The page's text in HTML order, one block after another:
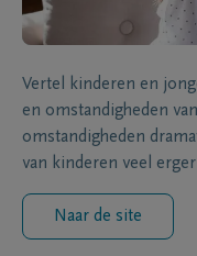
Vertel kinderen en
en omstandigheden
omstandigheden
van kinderen veel
Naar de site